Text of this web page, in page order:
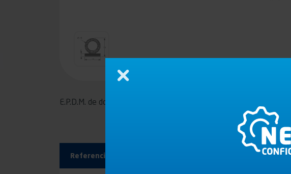
E.P.D.M. de dos durezas negro, autoadhesivo
Referencia